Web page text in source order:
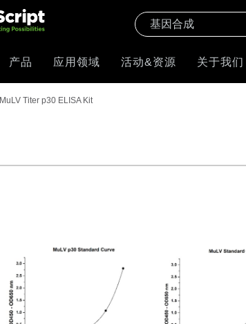
产品 应用领域 活动&资源 关于我们
MuLV Titer p30 ELISA Kit